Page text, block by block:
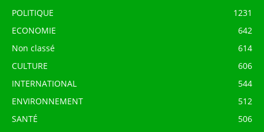
POLITIQUE
1231
ECONOMIE
642
Non classé
614
CULTURE
606
INTERNATIONAL
544
ENVIRONNEMENT
512
SANTÉ
506